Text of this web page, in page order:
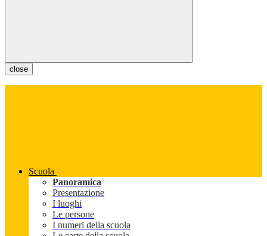
close
Scuola
Panoramica
Presentazione
I luoghi
Le persone
I numeri della scuola